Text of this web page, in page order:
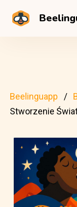
Beelinguapp
Stworzenie